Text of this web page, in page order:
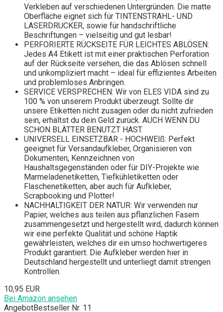
Verkleben auf verschiedenen Untergründen. Die matte
Oberfläche eignet sich für TINTENSTRAHL- UND
LASERDRUCKER, sowie für handschriftliche
Beschriftungen – vielseitig und gut lesbar!
PERFORIERTE RÜCKSEITE FÜR LEICHTES ABLÖSEN:
Jedes A4 Etikett ist mit einer praktischen Perforation
auf der Rückseite versehen, die das Ablösen schnell
und unkompliziert macht – ideal für effizientes Arbeiten
und problemloses Anbringen.
SERVICE VERSPRECHEN: Wir von ELES VIDA sind zu
100 % von unserem Produkt überzeugt. Sollte dir
unsere Etiketten nicht zusagen oder du nicht zufrieden
sein, erhältst du dein Geld zurück. AUCH WENN DU
SCHON BLÄTTER BENUTZT HAST.
UNIVERSELL EINSETZBAR - HOCHWEIß: Perfekt
geeignet für Versandaufkleber, Organisieren von
Dokumenten, Kennzeichnen von
Haushaltsgegenständen oder für DIY-Projekte wie
Marmeladenetiketten, Tiefkühletiketten oder
Flaschenetiketten, aber auch für Aufkleber,
Scrapbooking und Plotter!
NACHHALTIGKEIT DER NATUR: Wir verwenden nur
Papier, welches aus teilen aus pflanzlichen Fasern
zusammengesetzt und hergestellt wird, dadurch können
wir eine perfekte Qualität und schöne Haptik
gewährleisten, welches dir ein umso hochwertigeres
Produkt garantiert. Die Aufkleber werden hier in
Deutschland hergestellt und unterliegt damit strengen
Kontrollen.
10,95 EUR
Bei Amazon ansehen
AngebotBestseller Nr. 11